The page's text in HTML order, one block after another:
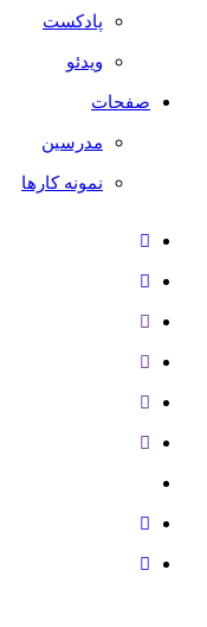
پادکست
ویدئو
صفحات
مدرسین
نمونه کارها